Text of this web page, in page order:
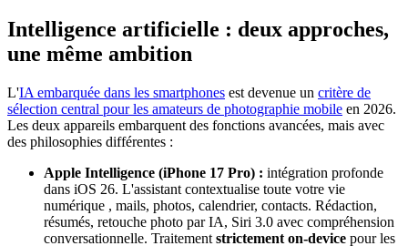
Intelligence artificielle : deux approches,
une même ambition
L'IA embarquée dans les smartphones est devenue un critère de
sélection central pour les amateurs de photographie mobile en 2026.
Les deux appareils embarquent des fonctions avancées, mais avec
des philosophies différentes :
Apple Intelligence (iPhone 17 Pro) : intégration profonde
dans iOS 26. L'assistant contextualise toute votre vie
numérique , mails, photos, calendrier, contacts. Rédaction,
résumés, retouche photo par IA, Siri 3.0 avec compréhension
conversationnelle. Traitement strictement on-device pour les